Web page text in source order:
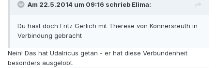
Am 22.5.2014 um 09:16 schrieb Elima:
Du hast doch Fritz Gerlich mit Therese von Konnersreuth in
Verbindung gebracht
Nein! Das hat Udalricus getan - er hat diese Verbundenheit
besonders ausgelobt.